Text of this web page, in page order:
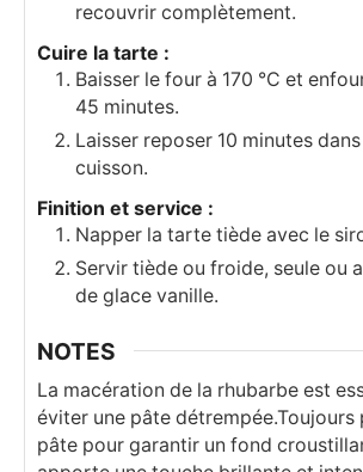
recouvrir complètement.
Cuire la tarte :
Baisser le four à 170 °C et
45 minutes.
Laisser reposer 10 minutes
cuisson.
Finition et service :
Napper la tarte tiède avec le
Servir tiède ou froide, seule ou
de glace vanille.
NOTES
La macération de la rhubarbe est
éviter une pâte détrempée.Toujours
pâte pour garantir un fond